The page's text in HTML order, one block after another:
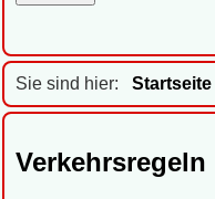
Sie sind hier: Startseite
Verkehrsregeln